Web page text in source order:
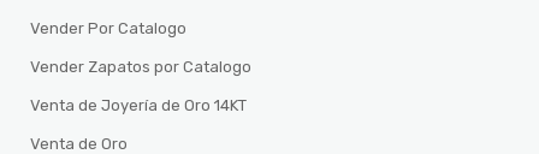
Vender Por Catalogo
Vender Zapatos por Catalogo
Venta de Joyería de Oro 14KT
Venta de Oro